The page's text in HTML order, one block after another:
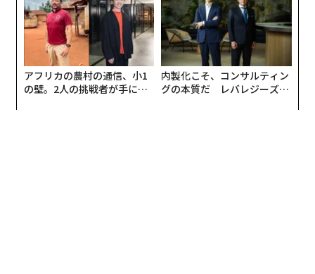
アフリカの農村の通信、小1
の壁。2人の挑戦者が手にし
内製化こそ、コンサルティン
グの本質だ レバレジーズが